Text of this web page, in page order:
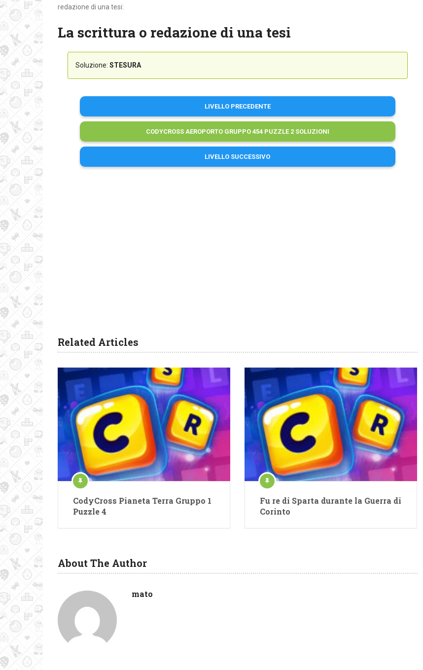
redazione di una tesi:
La scrittura o redazione di una tesi
Soluzione: STESURA
LIVELLO PRECEDENTE
CODYCROSS AEROPORTO GRUPPO 454 PUZZLE 2 SOLUZIONI
LIVELLO SUCCESSIVO
Related Articles
CodyCross Pianeta Terra Gruppo 1
Puzzle 4
Fu re di Sparta durante la Guerra di
Corinto
About The Author
mato